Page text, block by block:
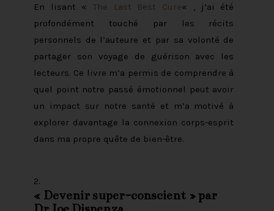
En lisant «The Last Best Cure« , j’ai été
profondément touché par les récits
personnels de l’auteure et par sa volonté de
partager son voyage de guérison avec les
lecteurs. Ce livre m’a permis de comprendre à
quel point notre passé émotionnel peut avoir
un impact sur notre santé et m’a motivé à
explorer davantage la connexion corps-esprit
dans ma propre quête de bien-être.
« Devenir super-conscient» par